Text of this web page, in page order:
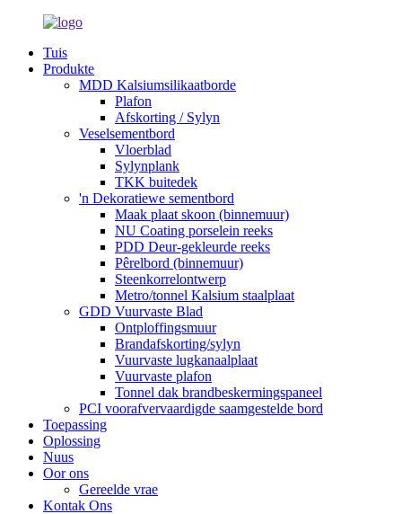
Tuis
Produkte
MDD Kalsiumsilikaatborde
Plafon
Afskorting / Sylyn
Veselsementbord
Vloerblad
Sylynplank
TKK buitedek
'n Dekoratiewe sementbord
Maak plaat skoon (binnemuur)
NU Coating porselein reeks
PDD Deur-gekleurde reeks
Pêrelbord (binnemuur)
Steenkorrelontwerp
Metro/tonnel Kalsium staalplaat
GDD Vuurvaste Blad
Ontploffingsmuur
Brandafskorting/sylyn
Vuurvaste lugkanaalplaat
Vuurvaste plafon
Tonnel dak brandbeskermingspaneel
PCI voorafvervaardigde saamgestelde bord
Toepassing
Oplossing
Nuus
Oor ons
Gereelde vrae
Kontak Ons